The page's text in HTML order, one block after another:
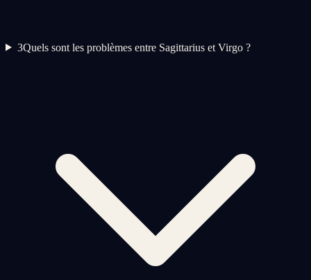
3Quels sont les problèmes entre Sagittarius et Virgo ?